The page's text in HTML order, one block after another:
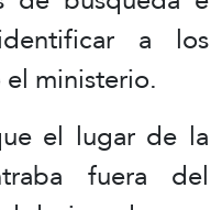
a los
ministerio.
el lugar de la
fuera del